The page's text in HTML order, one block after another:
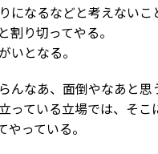
になるなどと考えないこ
り切ってやる。
いとなる。
んなあ、面倒やなあと
っている立場では、そ
っている。